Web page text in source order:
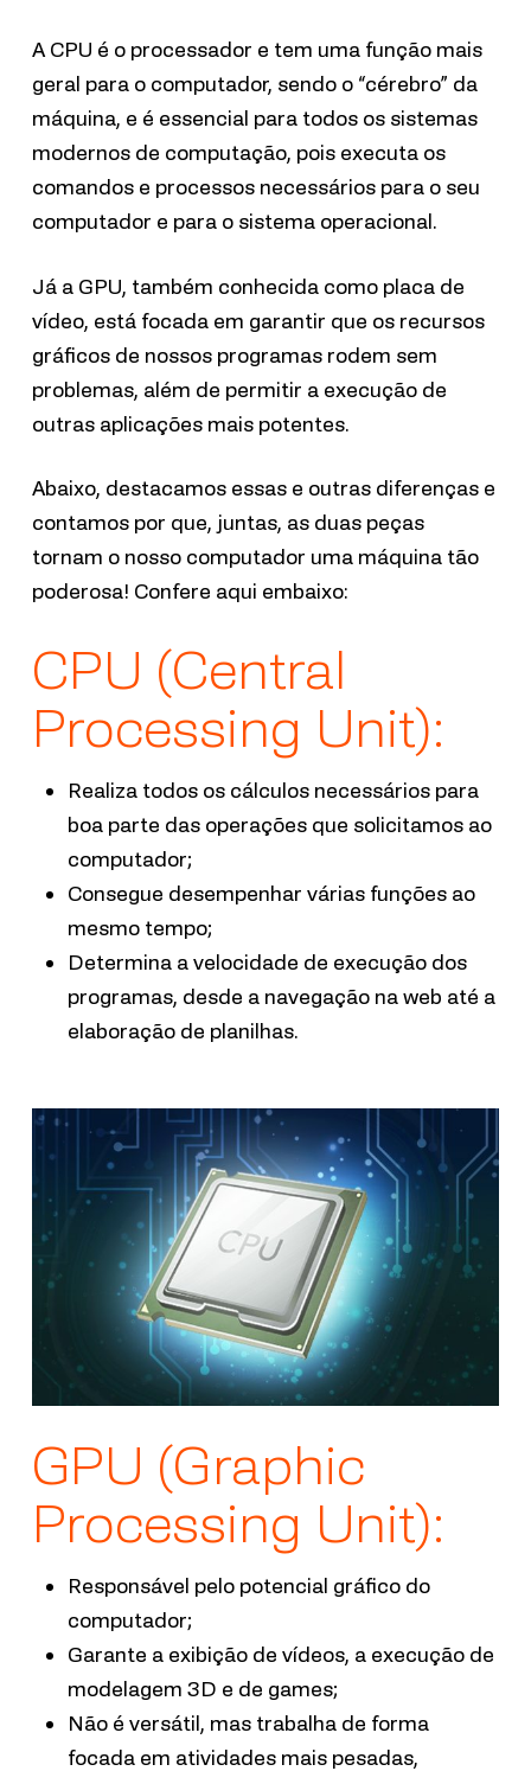
A CPU é o processador e tem uma função mais
geral para o computador, sendo o “cérebro” da
máquina, e é essencial para todos os sistemas
modernos de computação, pois executa os
comandos e processos necessários para o seu
computador e para o sistema operacional.
Já a GPU, também conhecida como placa de
vídeo, está focada em garantir que os recursos
gráficos de nossos programas rodem sem
problemas, além de permitir a execução de
outras aplicações mais potentes.
Abaixo, destacamos essas e outras diferenças e
contamos por que, juntas, as duas peças
tornam o nosso computador uma máquina tão
poderosa! Confere aqui embaixo:
CPU (Central
Processing Unit):
Realiza todos os cálculos necessários para
boa parte das operações que solicitamos ao
computador;
Consegue desempenhar várias funções ao
mesmo tempo;
Determina a velocidade de execução dos
programas, desde a navegação na web até a
elaboração de planilhas.
GPU (Graphic
Processing Unit):
Responsável pelo potencial gráfico do
computador;
Garante a exibição de vídeos, a execução de
modelagem 3D e de games;
Não é versátil, mas trabalha de forma
focada em atividades mais pesadas,